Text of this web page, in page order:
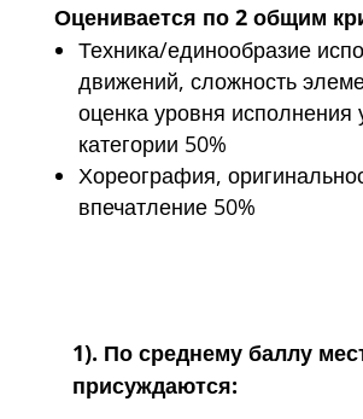
Оценивается по 2 общим
Техника/единообразие
движений, сложность
оценка уровня исполнения
категории 50%
Хореография,
впечатление 50%
​1). По среднему баллу
присуждаются: